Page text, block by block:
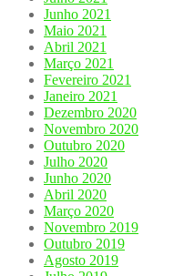
Junho 2021
Maio 2021
Abril 2021
Março 2021
Fevereiro 2021
Janeiro 2021
Dezembro 2020
Novembro 2020
Outubro 2020
Julho 2020
Junho 2020
Abril 2020
Março 2020
Novembro 2019
Outubro 2019
Agosto 2019